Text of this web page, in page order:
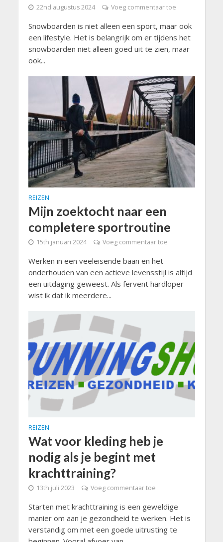
22nd augustus 2024 Voeg commentaar toe
Snowboarden is niet alleen een sport, maar ook
een lifestyle. Het is belangrijk om er tijdens het
snowboarden niet alleen goed uit te zien, maar
ook...
REIZEN
Mijn zoektocht naar een
completere sportroutine
15th januari 2024 Voeg commentaar toe
Werken in een veeleisende baan en het
onderhouden van een actieve levensstijl is altijd
een uitdaging geweest. Als fervent hardloper
wist ik dat ik meerdere...
REIZEN
Wat voor kleding heb je
nodig als je begint met
krachttraining?
13th juli 2023 Voeg commentaar toe
Starten met krachttraining is een geweldige
manier om aan je gezondheid te werken. Het is
verstandig om met een goede uitrusting te